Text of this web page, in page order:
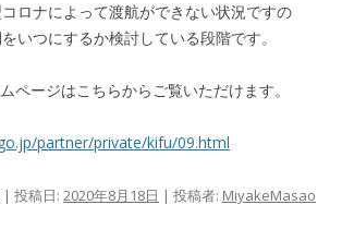
ロナによって渡航ができない状況ですの
いつにするか検討している段階です。
ページはこちらからご覧いただけます。
partner/private/kifu/09.html
| 投稿日: 2020年8月18日 | 投稿者: MiyakeMasao